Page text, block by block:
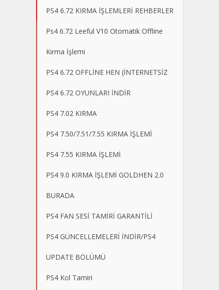
PS4 6.72 KIRMA İŞLEMLERİ REHBERLER
Ps4 6.72 Leeful V10 Otomatik Offline
Kırma İşlemi
PS4 6.72 OFFLİNE HEN (İNTERNETSİZ
PS4 6.72 OYUNLARI İNDİR
PS4 7.02 KIRMA
PS4 7.50/7.51/7.55 KIRMA İŞLEMİ
PS4 7.55 KIRMA İŞLEMİ
PS4 9.0 KIRMA İŞLEMİ GOLDHEN 2.0
BURADA
PS4 FAN SESİ TAMİRİ GARANTİLİ
PS4 GÜNCELLEMELERİ İNDİR/PS4
UPDATE BÖLÜMÜ
PS4 Kol Tamiri